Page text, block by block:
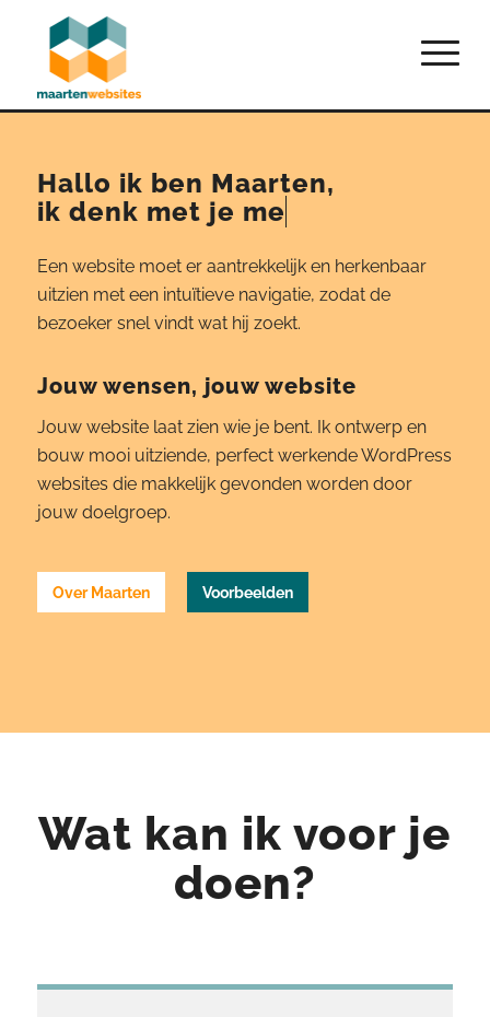
Hallo ik ben Maarten,
ik denk met je mee.
Een website moet er aantrekkelijk en herkenbaar
uitzien met een intuïtieve navigatie, zodat de
bezoeker snel vindt wat hij zoekt.
Jouw wensen, jouw website
Jouw website laat zien wie je bent. Ik ontwerp en
bouw mooi uitziende, perfect werkende WordPress
websites die makkelijk gevonden worden door
jouw doelgroep.
Over Maarten Voorbeelden
Wat kan ik voor je
doen?